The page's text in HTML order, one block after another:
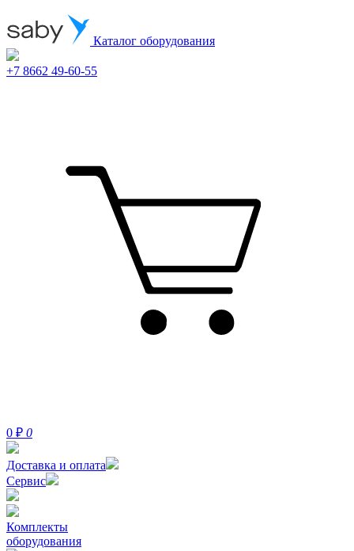
Каталог оборудования
+7 8662 49-60-55
0 ₽ 0
Доставка и оплата
Сервис
Комплекты
оборудования